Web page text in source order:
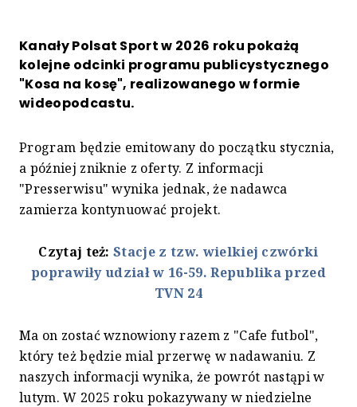
Kanały Polsat Sport w 2026 roku pokażą
kolejne odcinki programu publicystycznego
"Kosa na kosę", realizowanego w formie
wideopodcastu.
Program będzie emitowany do początku stycznia,
a później zniknie z oferty. Z informacji
"Presserwisu" wynika jednak, że nadawca
zamierza kontynuować projekt.
Czytaj też:Stacje z tzw. wielkiej czwórki
poprawiły udział w 16-59. Republika przed
TVN 24
Ma on zostać wznowiony razem z "Cafe futbol",
który też będzie mial przerwę w nadawaniu. Z
naszych informacji wynika, że powrót nastąpi w
lutym. W 2025 roku pokazywany w niedzielne